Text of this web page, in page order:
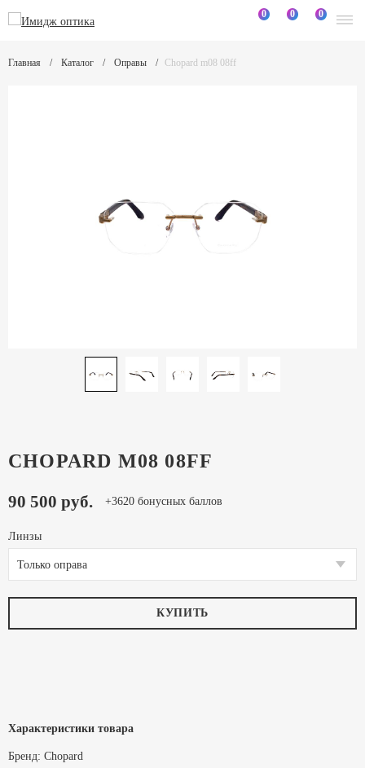
0 0 0
Главная Каталог Оправы Chopard m08 08ff
CHOPARD M08 08FF
90 500 руб. +3620 бонусных баллов
Линзы
Только оправа
КУПИТЬ
Характеристики товара
Бренд: Chopard